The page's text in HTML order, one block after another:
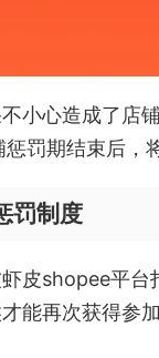
小心造成了店
罚期结束后，
罚制度
皮shopee平
能再次获得参